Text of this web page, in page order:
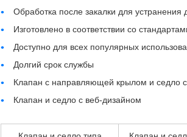
Обработка после закалки для
Изготовлено в соответствии со
Доступно для всех популярных
Долгий срок службы
Клапан с направляющей крылом и седло
Клапан и седло с веб-дизайном